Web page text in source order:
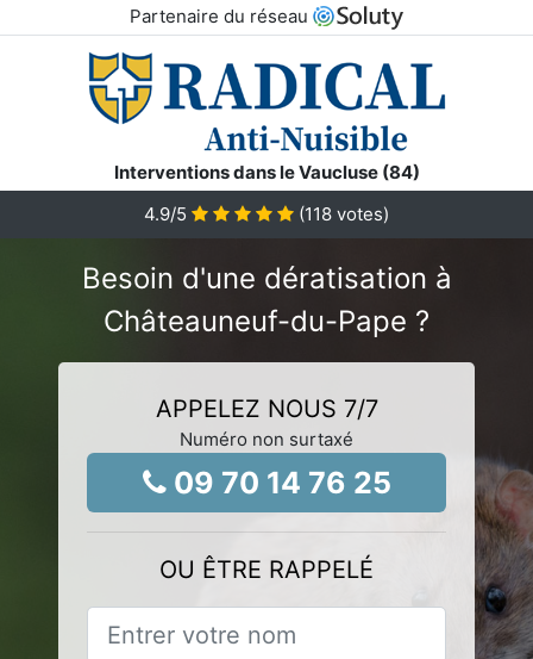
Partenaire du réseau
Interventions dans le Vaucluse (84)
4.9/5 (118 votes)
Besoin d'une dératisation à
Châteauneuf-du-Pape ?
APPELEZ NOUS 7/7
Numéro non surtaxé
09 70 14 76 25
OU ÊTRE RAPPELÉ